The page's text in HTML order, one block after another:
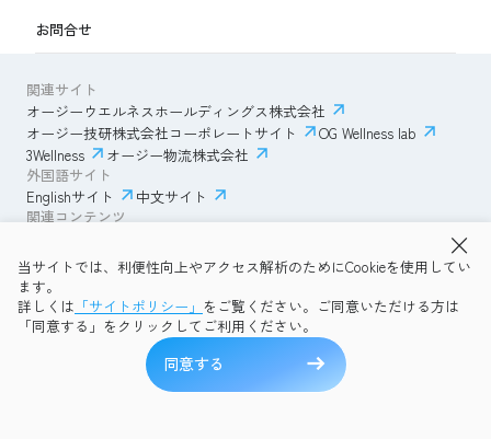
当サイトでは、利便性向上やアクセス解析のためにCookieを使用してい
ます。
詳しくは 「サイトポリシー」 をご覧ください。ご同意いただける方は
「同意する」をクリックしてご利用ください。
同意する
お問合せ
関連サイト
オージーウエルネスホールディングス株式会社
オージー技研株式会社コーポレートサイト
OG Wellness lab
3Wellness
オージー物流株式会社
外国語サイト
Englishサイト
中文サイト
関連コンテンツ
透明性ガイドライン
プライバシーポリシー
OG Wellness会員規約
コミュニティガイドライン
サイトマップ
Copyright © 2026 OG Wellness Co., Ltd. All rights reserved.